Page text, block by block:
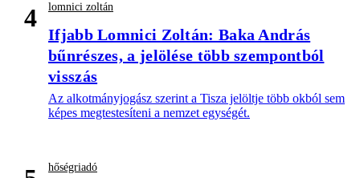
4 lomnici zoltán
Ifjabb Lomnici Zoltán: Baka András
bűnrészes, a jelölése több szempontból
visszás
Az alkotmányjogász szerint a Tisza jelöltje több okból sem
képes megtestesíteni a nemzet egységét.
hőségriadó